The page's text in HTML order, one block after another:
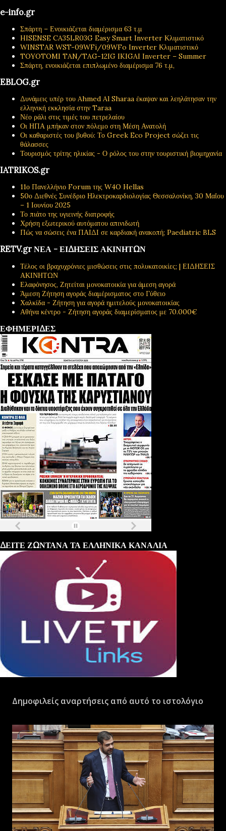
e-info.gr
Σπάρτη – Ενοικιάζεται διαμέρισμα 63 τ.μ
HISENSE CA35LR03G Easy Smart Inverter Κλιματιστικό
WINSTAR WST-09WFi/09WFo Inverter Κλιματιστικό
TOYOTOMI TAN/TAG-12IG IKIGAI Inverter – Summer
Σπάρτη, ενοικιάζεται επιπλωμένο διαμέρισμα 76 τ.μ,
EBLOG.gr
Δυνάμεις υπέρ του Ahmed Al Sharaa έκαψαν και λεηλάτησαν την
ελληνική εκκλησία στην Taraa
Νέο ράλι στις τιμές του πετρελαίου
Οι ΗΠΑ μπήκαν στον πόλεμο στη Μέση Ανατολή
Οι καθαριστές του βυθού: Το Greek Eco Project σώζει τις
θάλασσες
Τουρισμός τρίτης ηλικίας - Ο ρόλος του στην τουριστική βιομηχανία
IATRIKOS.gr
11ο Πανελλήνιο Forum της W4O Hellas
50ο Διεθνές Συνέδριο Ηλεκτροκαρδιολογίας Θεσσαλονίκη, 30 Μαΐου
– 1 Ιουνίου 2025
Το πιάτο της υγιεινής διατροφής
Χρήση εξωτερικού αυτόματου απινιδωτή
Πώς να σώσεις ένα ΠΑΙΔΙ σε καρδιακή ανακοπή; Paediatric BLS
RETV.gr ΝΕΑ - ΕΙΔΗΣΕΙΣ ΑΚΙΝΗΤΩΝ
Τέλος οι βραχυχρόνιες μισθώσεις στις πολυκατοικίες; | ΕΙΔΗΣΕΙΣ
ΑΚΙΝΗΤΩΝ
Ελαφόνησος, Ζητείται μονοκατοικία για άμεση αγορά
Άμεση Ζήτηση αγοράς διαμέρισματος στο Γύθειο
Χαλκίδα - Ζήτηση για αγορά ημιτελούς μονοκατοικίας
Αθήνα κέντρο - Ζήτηση αγοράς διαμερίσματος με 70.000€
ΕΦΗΜΕΡΙΔΕΣ
ΔΕΙΤΕ ΖΩΝΤΑΝΑ ΤΑ ΕΛΛΗΝΙΚΑ ΚΑΝΑΛΙΑ
Δημοφιλείς αναρτήσεις από αυτό το ιστολόγιο